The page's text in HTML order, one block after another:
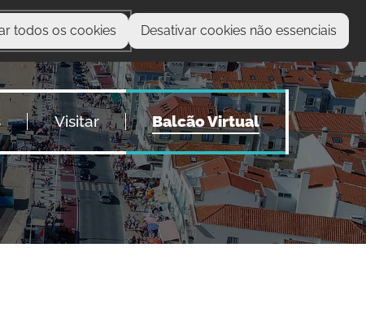
todos os cookies Desativar cookies não essenciais
O que procura?
Visitar Balcão Virtual